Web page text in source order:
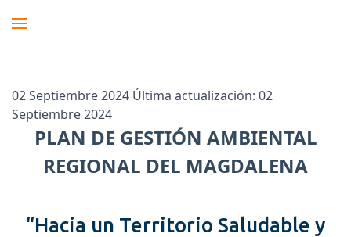
02 Septiembre 2024 Última actualización: 02
Septiembre 2024
PLAN DE GESTIÓN AMBIENTAL
REGIONAL DEL MAGDALENA
“Hacia un Territorio Saludable y